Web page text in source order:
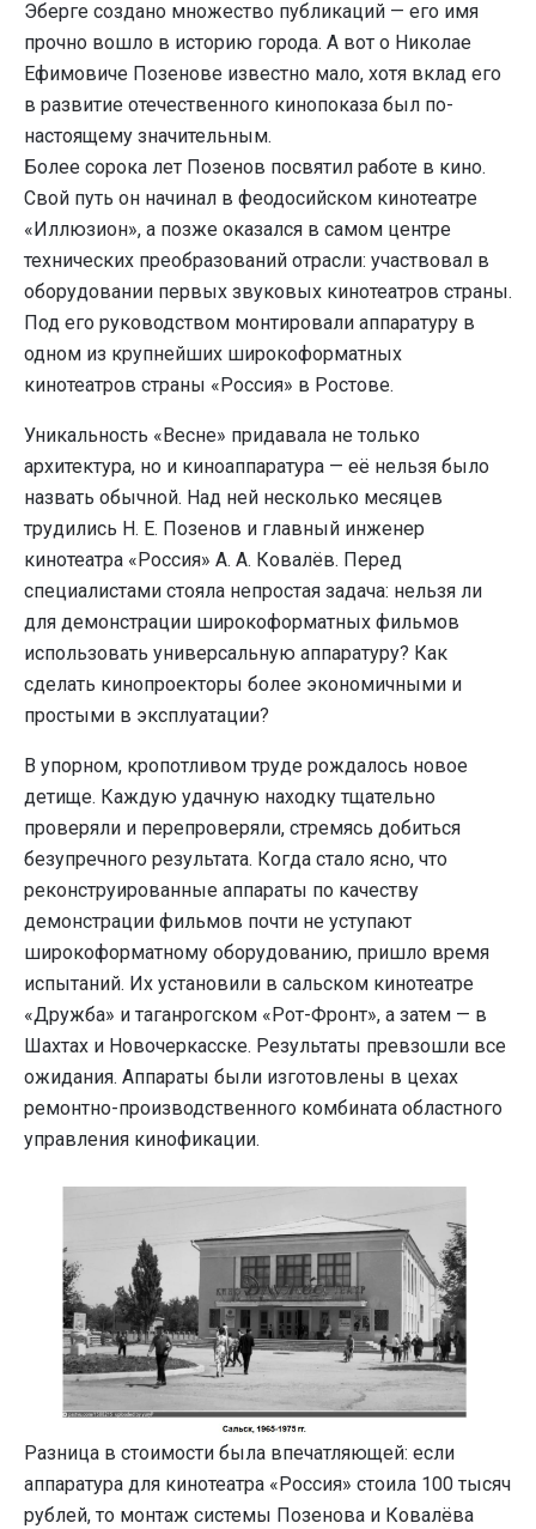
Эберге создано множество публикаций — его имя
прочно вошло в историю города. А вот о Николае
Ефимовиче Позенове известно мало, хотя вклад его
в развитие отечественного кинопоказа был по-
настоящему значительным.
Более сорока лет Позенов посвятил работе в кино.
Свой путь он начинал в феодосийском кинотеатре
«Иллюзион», а позже оказался в самом центре
технических преобразований отрасли: участвовал в
оборудовании первых звуковых кинотеатров страны.
Под его руководством монтировали аппаратуру в
одном из крупнейших широкоформатных
кинотеатров страны «Россия» в Ростове.
Уникальность «Весне» придавала не только
архитектура, но и киноаппаратура — её нельзя было
назвать обычной. Над ней несколько месяцев
трудились Н. Е. Позенов и главный инженер
кинотеатра «Россия» А. А. Ковалёв. Перед
специалистами стояла непростая задача: нельзя ли
для демонстрации широкоформатных фильмов
использовать универсальную аппаратуру? Как
сделать кинопроекторы более экономичными и
простыми в эксплуатации?
В упорном, кропотливом труде рождалось новое
детище. Каждую удачную находку тщательно
проверяли и перепроверяли, стремясь добиться
безупречного результата. Когда стало ясно, что
реконструированные аппараты по качеству
демонстрации фильмов почти не уступают
широкоформатному оборудованию, пришло время
испытаний. Их установили в сальском кинотеатре
«Дружба» и таганрогском «Рот-Фронт», а затем — в
Шахтах и Новочеркасске. Результаты превзошли все
ожидания. Аппараты были изготовлены в цехах
ремонтно-производственного комбината областного
управления кинофикации.
Разница в стоимости была впечатляющей: если
аппаратура для кинотеатра «Россия» стоила 100 тысяч
рублей, то монтаж системы Позенова и Ковалёва